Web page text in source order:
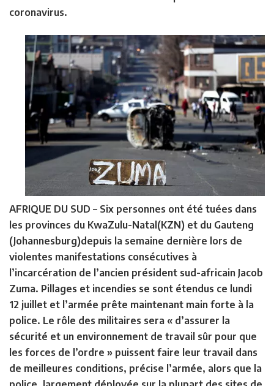
coronavirus.
AFRIQUE DU SUD – Six personnes ont été tuées dans
les provinces du KwaZulu-Natal(KZN) et du Gauteng
(Johannesburg)depuis la semaine dernière lors de
violentes manifestations consécutives à
l’incarcération de l’ancien président sud-africain Jacob
Zuma. Pillages et incendies se sont étendus ce lundi
12 juillet et l’armée prête maintenant main forte à la
police. Le rôle des militaires sera « d’assurer la
sécurité et un environnement de travail sûr pour que
les forces de l’ordre » puissent faire leur travail dans
de meilleures conditions, précise l’armée, alors que la